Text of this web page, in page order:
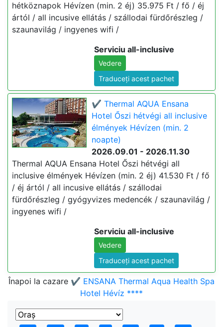
hétköznapok Hévízen (min. 2 éj) 35.975 Ft / fő / éj
ártól / all incusive ellátás / szállodai fürdőrészleg /
szaunavilág / ingyenes wifi /
Serviciu all-inclusive
Vedere
Traduceți acest pachet
✔️ Thermal AQUA Ensana
Hotel Őszi hétvégi all inclusive
élmények Hévízen (min. 2
noapte)
2026.09.01 - 2026.11.30
Thermal AQUA Ensana Hotel Őszi hétvégi all
inclusive élmények Hévízen (min. 2 éj) 41.530 Ft / fő
/ éj ártól / all incusive ellátás / szállodai
fürdőrészleg / gyógyvizes medencék / szaunavilág /
ingyenes wifi /
Serviciu all-inclusive
Vedere
Traduceți acest pachet
Înapoi la cazare ✔️ ENSANA Thermal Aqua Health Spa
Hotel Hévíz ****